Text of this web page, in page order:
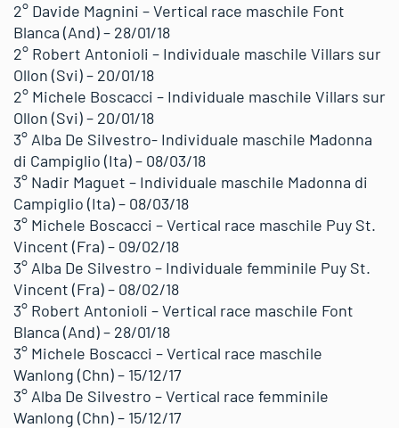
2° Davide Magnini – Vertical race maschile Font
Blanca (And) – 28/01/18
2° Robert Antonioli – Individuale maschile Villars sur
Ollon (Svi) – 20/01/18
2° Michele Boscacci – Individuale maschile Villars sur
Ollon (Svi) – 20/01/18
3° Alba De Silvestro- Individuale maschile Madonna
di Campiglio (Ita) – 08/03/18
3° Nadir Maguet – Individuale maschile Madonna di
Campiglio (Ita) – 08/03/18
3° Michele Boscacci – Vertical race maschile Puy St.
Vincent (Fra) – 09/02/18
3° Alba De Silvestro – Individuale femminile Puy St.
Vincent (Fra) – 08/02/18
3° Robert Antonioli – Vertical race maschile Font
Blanca (And) – 28/01/18
3° Michele Boscacci – Vertical race maschile
Wanlong (Chn) – 15/12/17
3° Alba De Silvestro – Vertical race femminile
Wanlong (Chn) – 15/12/17